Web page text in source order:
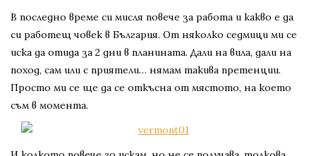
В последно време си мисля повече за работа и какво е да
си работещ човек в България. От няколко седмици ми се
иска да отида за 2 дни в планината. Дали на вила, дали на
поход, сам или с приятели… нямам такива претенции.
Просто ми се ще да се откъсна от мястото, на което
съм в момента.